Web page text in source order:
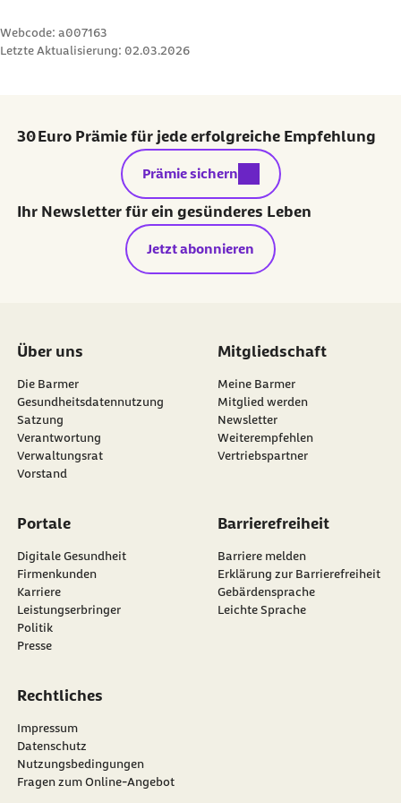
Webcode: a007163
Letzte Aktualisierung: 02.03.2026
30 Euro Prämie für jede erfolgreiche Empfehlung
externer Link:
Prämie sichern
Ihr Newsletter für ein gesünderes Leben
Jetzt abonnieren
Über uns
Die Barmer
Gesundheitsdatennutzung
Satzung
Verantwortung
Verwaltungsrat
Vorstand
Mitgliedschaft
Meine Barmer
Mitglied werden
Newsletter
externer Link:
Weiterempfehlen
Vertriebspartner
Portale
Digitale Gesundheit
Firmenkunden
Karriere
Leistungserbringer
Politik
Presse
Barrierefreiheit
Barriere melden
Erklärung zur Barrierefreiheit
Gebärdensprache
Leichte Sprache
Rechtliches
Impressum
Datenschutz
Nutzungsbedingungen
Fragen zum Online-Angebot